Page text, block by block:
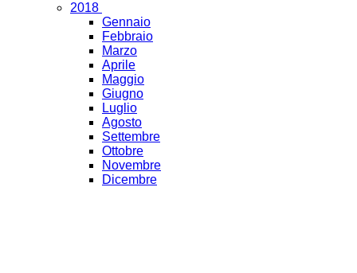
2018
Gennaio
Febbraio
Marzo
Aprile
Maggio
Giugno
Luglio
Agosto
Settembre
Ottobre
Novembre
Dicembre